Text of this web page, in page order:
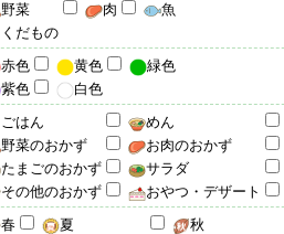
野菜 肉
魚
くだもの
赤色 黄色
緑色
紫色
白色
ごはん
めん
野菜のおかず
お肉のおかず
たまごのおかず
サラダ
その他のおかず
おやつ・デザート
春 夏
秋